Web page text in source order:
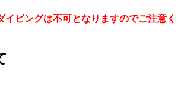
イビングは不可となりますのでご注意く